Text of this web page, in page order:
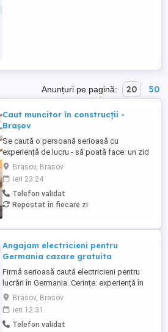
Anunțuri pe pagină: 20 50
Caut muncitor în construcții -
Brașov
Se caută o persoană serioasă cu
experiență de lucru - să poată face: un zid
de cărămidă DREPT, confecționare
cofrag, montare gresie, montare faianță,
tencuit, gletuit. NU este necesar să care
sau să ridice lucruri grele.
Brasov, Brasov
ieri 23:24
Telefon validat
Repostat în fiecare zi
Angajam electricieni pentru
Germania cazare gratuita
Firmă serioasă caută electricieni pentru
lucrări în Germania. Cerințe: experiență în
instalații electrice (rezidențial industrial)
seriozitate și dorință de muncă permis
categoria B avantaj limba germană
constituie avantaj, dar nu este obligatorie
Brasov, Brasov
ieri 12:31
Telefon validat